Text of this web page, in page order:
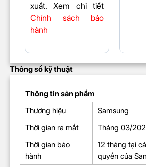
xuất. Xem chi tiết
Chính sách bảo
hành
Thông số kỹ thuật
Thông tin sản phẩm
Thương hiệu
Samsung
Thời gian ra mắt
Tháng 03/
Thời gian bảo
hành
12 tháng tại
quyền của